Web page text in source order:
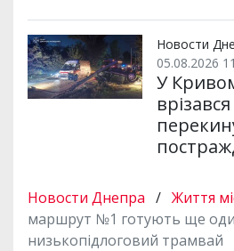
Новости
05.08.2026
У
Новости Днепра / Життя
маршрут №1 готують ще
низькопідлоговий трамвай